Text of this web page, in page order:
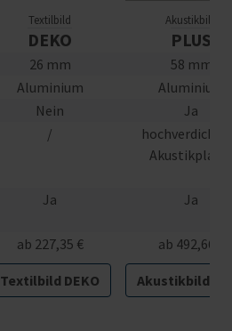
Textilbild
DEKO
Akustikbild
PLUS
26 mm
58 mm
Aluminium
Aluminium
Nein
Ja
/
Ja Ja
ab 227,35 € ab 492,66 €
Textilbild DEKO Akustikbild